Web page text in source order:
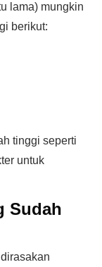
lama) mungkin
berikut:
tinggi seperti
untuk
Sudah